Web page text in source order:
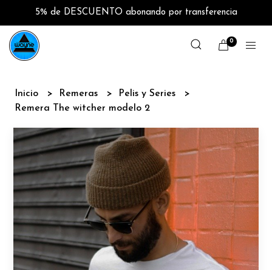
5% de DESCUENTO abonando por transferencia
0
Inicio Remeras
Pelis y Series
Remera The witcher modelo 2